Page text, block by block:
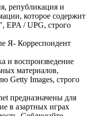
републикация и
которое содержит
EPA / UPG, строго
Я- Корреспондент
и воспроизведение
материалов,
Getty Images, строго
предназначены для
в азартных играх